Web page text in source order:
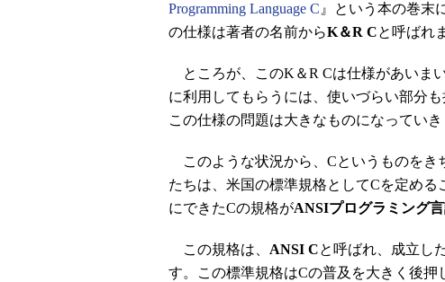
Programming Language C 』という本の巻末
の仕様は著者の名前からK＆R Cと呼ばれ
ところが、このK＆R Cは仕様があいま
に利用してもらうには、使いづらい部分
この仕様の問題は大きなものになっていき
このような状況から、Cというものをき
たちは、米国の標準規格としてCを定め
にできたCの規格がANSIプログラミング
この規格は、 ANSI Cと呼ばれ、成立し
す。この標準規格はCの普及を大きく後